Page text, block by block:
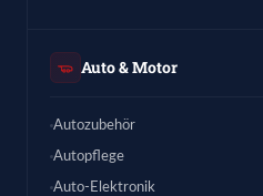
Auto & Motor
Autozubehör
Autopflege
Auto-Elektronik